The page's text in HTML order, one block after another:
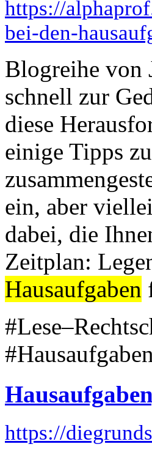
https://
bei-den-
Blogreihe von
schnell zur
diese
einige Tipps
ein, aber
dabei, die
Zeitplan:
Hausaufgaben
https://